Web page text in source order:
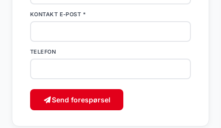
KONTAKT E-POST *
TELEFON
Send forespørsel